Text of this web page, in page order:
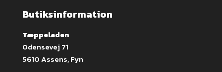
Butiksinformation
Tæppeladen
Odensevej 71
5610 Assens, Fyn